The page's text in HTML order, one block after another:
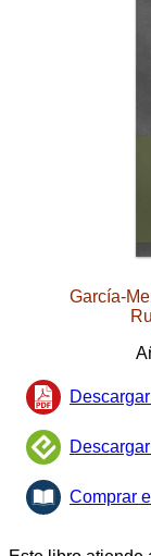
García-
Comprar